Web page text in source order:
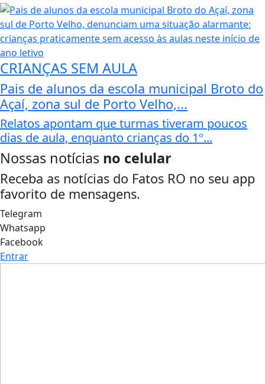
CRIANÇAS SEM AULA
Pais de alunos da escola municipal Broto do
Açaí, zona sul de Porto Velho,...
Relatos apontam que turmas tiveram poucos
dias de aula, enquanto crianças do 1º...
Nossas notícias no celular
Receba as notícias do Fatos RO no seu app
favorito de mensagens.
Telegram
Whatsapp
Facebook
Entrar